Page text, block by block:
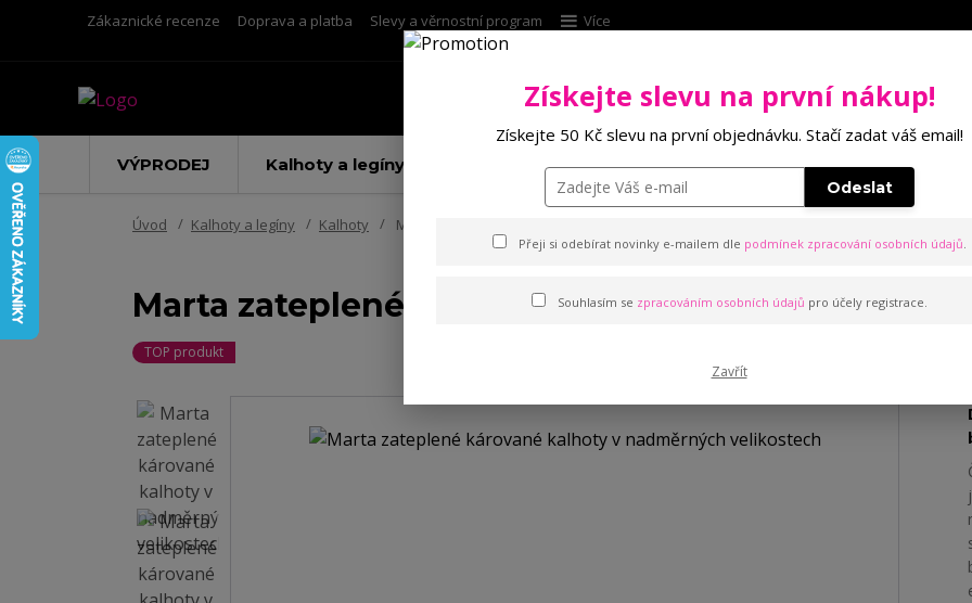
Zákaznické recenze Doprava a platba Slevy a věrnostní program
Více
Hledat
VÝPRODEJ Kalhoty a legíny Punčochové zboží Kalhotky Podprsenky
Úvod Kalhoty a legíny Kalhoty Marta zateplené kárované kalhoty v nadměrných velikostech
Marta zateplené kárované kalhoty v
TOP produkt
Získejte slevu na první nákup!
Získejte 50 Kč slevu na první objednávku. Stačí zadat váš email!
Odeslat
Přeji si odebírat novinky e-mailem dle podmínek zpracování osobních údajů.
Souhlasím se zpracováním osobních údajů pro účely registrace.
Zavřít